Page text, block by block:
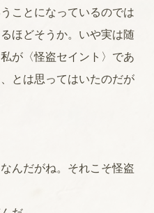
ことになっているのでは
ほどそうか。いや実は随
が〈怪盗セイント〉であ
とは思ってはいたのだが
んだがね。それこそ怪盗